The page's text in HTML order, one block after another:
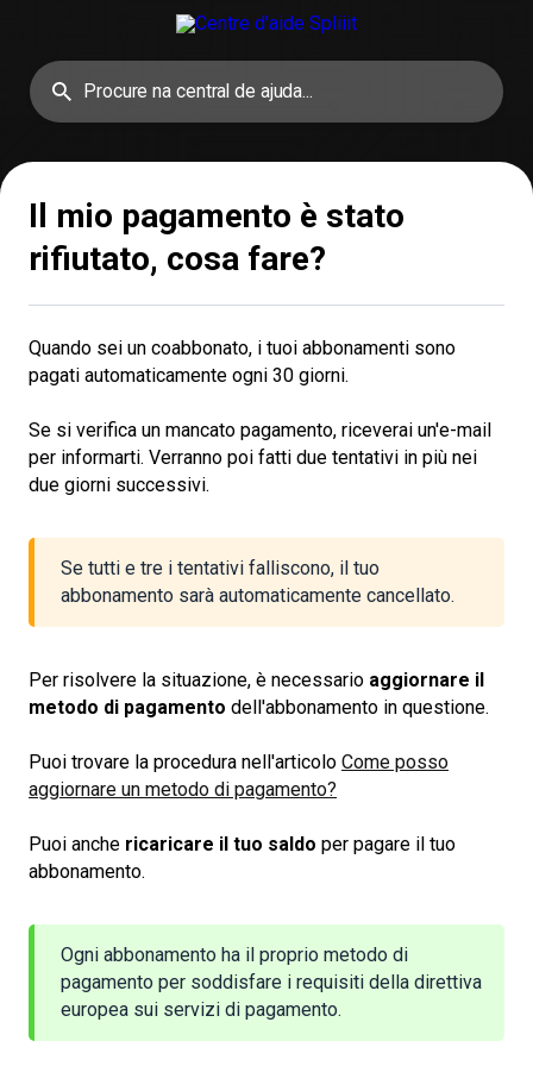
Il mio pagamento è stato
rifiutato, cosa fare?
Quando sei un coabbonato, i tuoi abbonamenti sono
pagati automaticamente ogni 30 giorni.
Se si verifica un mancato pagamento, riceverai un'e-mail
per informarti. Verranno poi fatti due tentativi in più nei
due giorni successivi.
Se tutti e tre i tentativi falliscono, il tuo
abbonamento sarà automaticamente cancellato.
Per risolvere la situazione, è necessario aggiornare il
metodo di pagamento dell'abbonamento in questione.
Puoi trovare la procedura nell'articolo Come posso
aggiornare un metodo di pagamento?
Puoi anche ricaricare il tuo saldo per pagare il tuo
abbonamento.
Ogni abbonamento ha il proprio metodo di
pagamento per soddisfare i requisiti della direttiva
europea sui servizi di pagamento.